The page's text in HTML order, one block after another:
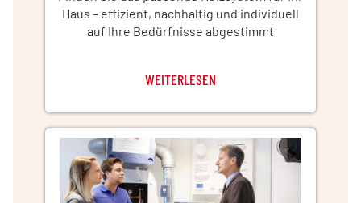
Haus – effizient, nachhaltig und individuell
auf Ihre Bedürfnisse abgestimmt
WEITERLESEN